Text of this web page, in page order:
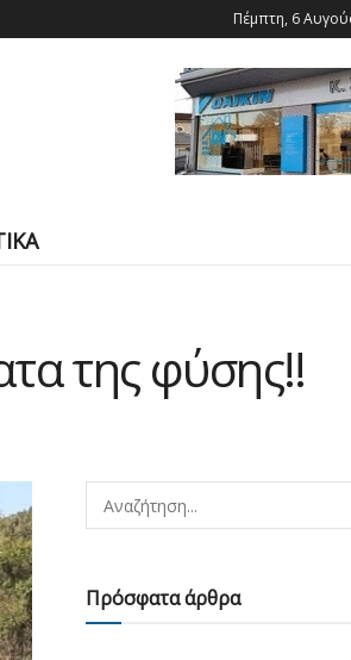
Πέμπτη, 6
της φύσης!!
Πρόσφατα άρθρα